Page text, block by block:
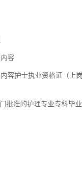
容
容护士执业资格证（上
批准的护理专业专科毕业